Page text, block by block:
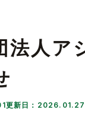
法人ア
更新日：2026.01.27